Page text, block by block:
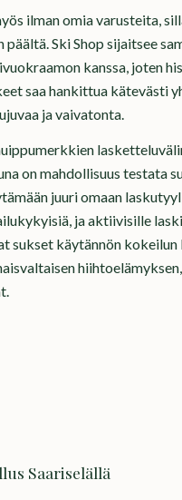
ilman omia varusteita,
Ski Shop sijaitsee
kanssa, joten
saa hankittua kätevästi
ja vaivatonta.
on mahdollisuus testata
juuri omaan
ja aktiivisille
sukset käytännön kokeilun
Saariselällä